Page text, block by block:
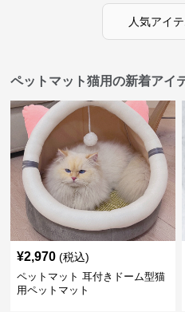
人気アイ
ペットマット猫用の新着アイ
¥2,970 (税込)
ペットマット 耳付きドーム型猫
用ペットマット